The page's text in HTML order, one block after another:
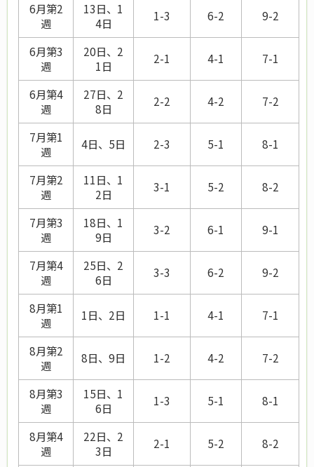
6月第2
週
13日、1
4日
1-3 6-2 9-2
6月第3
週
20日、2
1日
2-1 4-1 7-1
6月第4
週
27日、2
8日
2-2 4-2 7-2
7月第1
週
4日、5日 2-3 5-1 8-1
7月第2
週
11日、1
2日
3-1 5-2 8-2
7月第3
週
18日、1
9日
3-2 6-1 9-1
7月第4
週
25日、2
6日
3-3 6-2 9-2
8月第1
週
1日、2日 1-1 4-1 7-1
8月第2
週
8日、9日 1-2 4-2 7-2
8月第3
週
15日、1
6日
1-3 5-1 8-1
8月第4
週
22日、2
3日
2-1 5-2 8-2